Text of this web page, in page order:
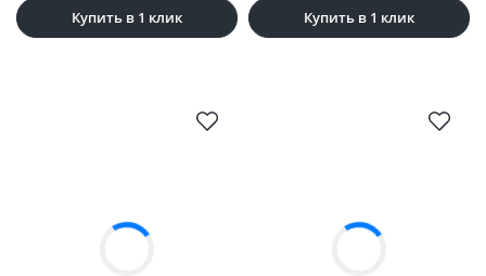
Купить в 1 клик Купить в 1 клик